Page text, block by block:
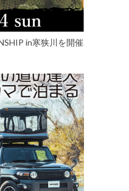
in寒狭川を開催